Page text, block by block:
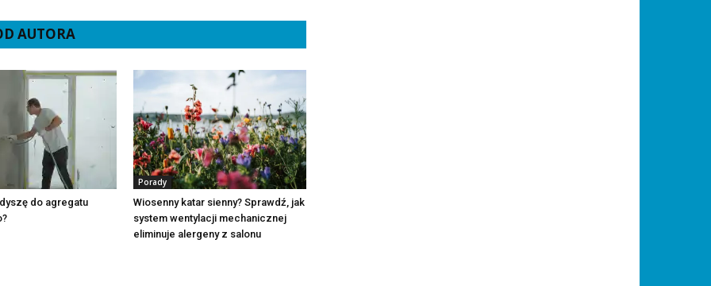
AUTORA
do agregatu
Porady
Wiosenny katar sienny? Sprawdź, jak
system wentylacji mechanicznej
eliminuje alergeny z salonu